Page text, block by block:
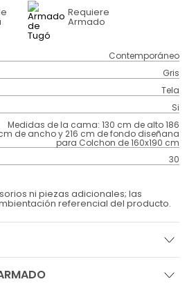
Requiere
Armado
Contemporáneo
Gris
Tela
Si
Medidas de la cama: 130 cm de alto 186
de ancho y 216 cm de fondo diseñana
para Colchon de 160x190 cm
30
ni piezas adicionales; las
referencial del producto.